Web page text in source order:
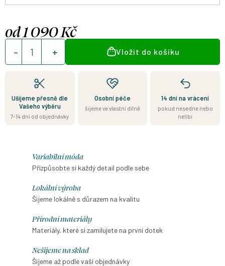
od1 090 Kč
Měrná
cena:
Vložit do košíku
Ušijeme přesně dle
Vašeho výběru
7–14 dní od objednávky
Osobní péče
šijeme ve vlastní dílně
14 dní na vrácení
pokud nesedne nebo
nelíbí
Variabilní móda
Přizpůsobte si každý detail podle sebe
Lokální výroba
Šijeme lokálně s důrazem na kvalitu
Přírodní materiály
Materiály, které si zamilujete na první dotek
Nešijeme na sklad
Šijeme až podle vaší objednávky